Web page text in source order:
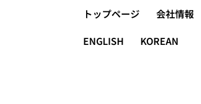
トップページ 会社情報
ENGLISH
KOREAN